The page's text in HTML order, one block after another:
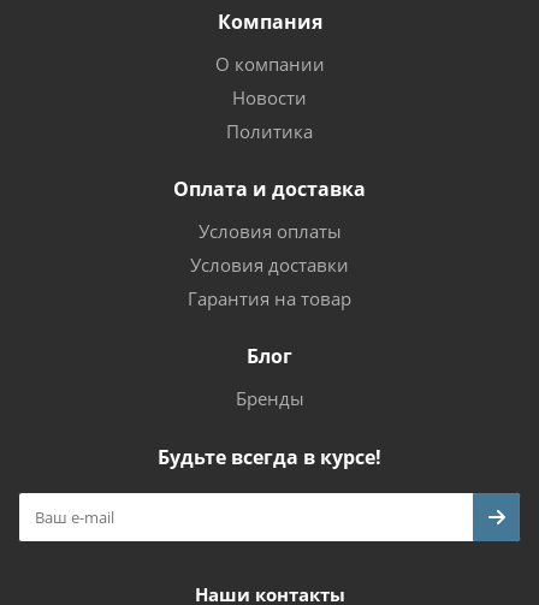
Компания
О компании
Новости
Политика
Оплата и доставка
Условия оплаты
Условия доставки
Гарантия на товар
Блог
Бренды
Будьте всегда в курсе!
Наши контакты